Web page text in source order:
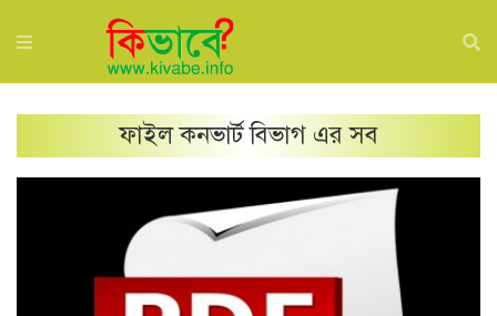
ফাইল কনভার্টবিভাগ এর সব